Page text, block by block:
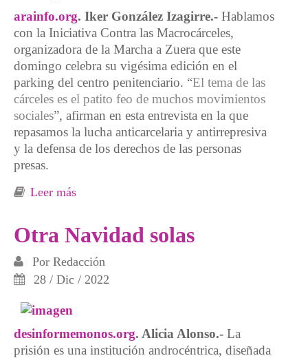
arainfo.org. Iker González Izagirre.- Hablamos
con la Iniciativa Contra las Macrocárceles,
organizadora de la Marcha a Zuera que este
domingo celebra su vigésima edición en el
parking del centro penitenciario. “El tema de las
cárceles es el patito feo de muchos movimientos
sociales”, afirman en esta entrevista en la que
repasamos la lucha anticarcelaria y antirrepresiva
y la defensa de los derechos de las personas
presas.
Leer más
esconder los problemas frente a
solucionarlos”
Otra Navidad solas
Por Redacción
28 / Dic / 2022
desinformemonos.org. Alicia Alonso.- La
prisión es una institución androcéntrica, diseñada